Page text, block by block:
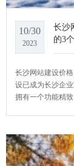
10/30
2023
长沙
的3
长沙网站建设价
设已成为长沙企
拥有一个功能精